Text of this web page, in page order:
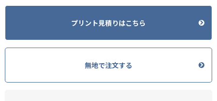
プリント見積りはこちら
無地で注文する